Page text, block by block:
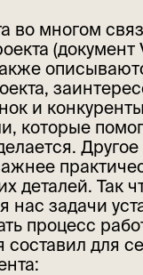
во многом
(документ
и
которые
Другое
деталей. Так
нас задачи
процесс
составил для